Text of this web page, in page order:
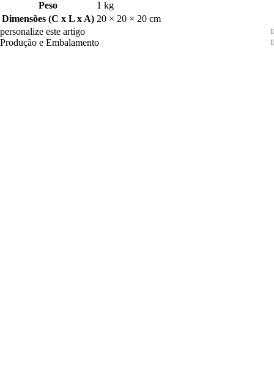
Peso
1 kg
Dimensões (C x L x A) 20 × 20 × 20 cm
personalize este artigo
Produção e Embalamento